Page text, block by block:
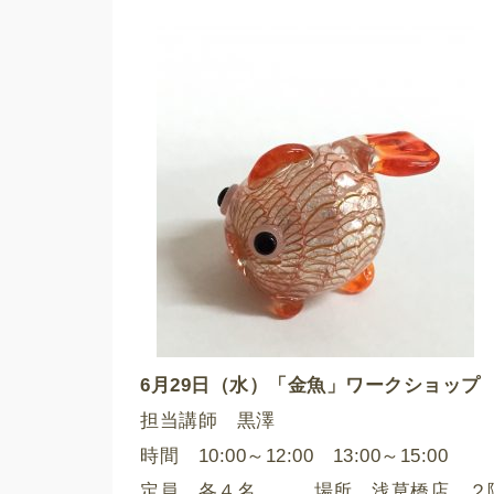
6月29日（水）「金魚」ワークショップ
担当講師 黒澤
時間 10:00～12:00 13:00～15:00